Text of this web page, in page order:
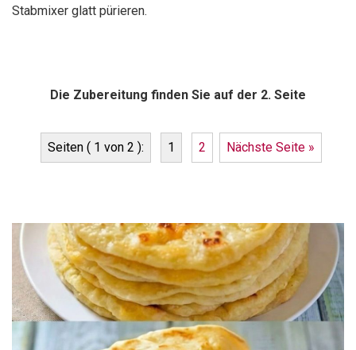
Stabmixer glatt pürieren.
Die Zubereitung finden Sie auf der 2. Seite
Seiten ( 1 von 2 ): 1 2 Nächste Seite »